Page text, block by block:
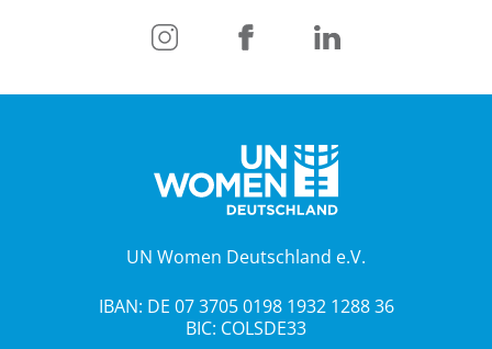
UN Women Deutschland e.V.
IBAN: DE 07 3705 0198 1932 1288 36
BIC: COLSDE33